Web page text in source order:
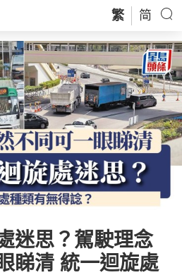
繁 简
迷思？駕駛理念
睇清 統一迴旋處